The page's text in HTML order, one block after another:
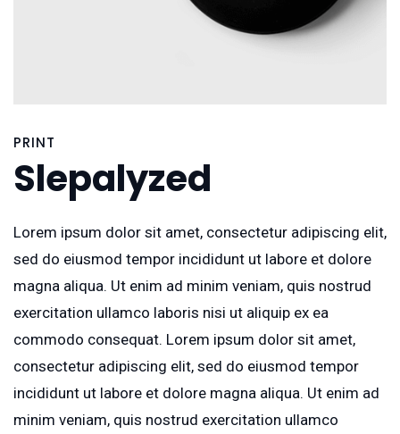
PRINT
Slepalyzed
Lorem ipsum dolor sit amet, consectetur adipiscing elit,
sed do eiusmod tempor incididunt ut labore et dolore
magna aliqua. Ut enim ad minim veniam, quis nostrud
exercitation ullamco laboris nisi ut aliquip ex ea
commodo consequat. Lorem ipsum dolor sit amet,
consectetur adipiscing elit, sed do eiusmod tempor
incididunt ut labore et dolore magna aliqua. Ut enim ad
minim veniam, quis nostrud exercitation ullamco